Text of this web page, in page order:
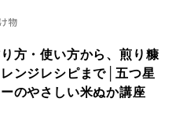
物
方・使い方から、煎り糠
ンジレシピまで│五つ星
のやさしい米ぬか講座